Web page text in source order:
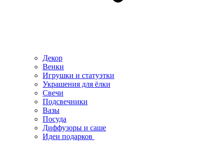
Декор
Венки
Игрушки и статуэтки
Украшения для ёлки
Свечи
Подсвечники
Вазы
Посуда
Диффузоры и саше
Идеи подарков